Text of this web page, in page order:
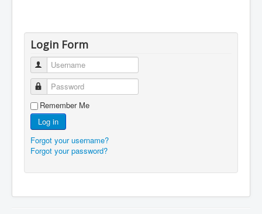
Login Form
Username
Password
Remember Me
Log in
Forgot your username?
Forgot your password?